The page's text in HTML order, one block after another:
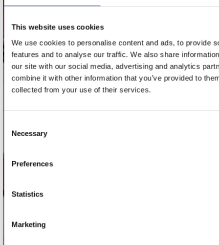
This website uses cookies
We use cookies to personalise content and ads, to provide
features and to analyse our traffic. We also share
our site with our social media, advertising and analytics
combine it with other information that you’ve provided to
collected from your use of their services.
Selection
Necessary
Preferences
Statistics
Marketing
Utrechtsestraat 52-60
1017 VP Amsterdam
onze winkels